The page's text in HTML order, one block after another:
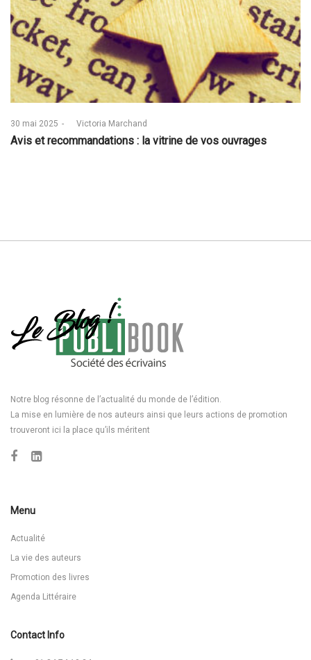
Posted
on
30 mai 2025 byVictoria Marchand
Avis et recommandations : la vitrine de vos ouvrages
Notre blog résonne de l’actualité du monde de l’édition.
La mise en lumière de nos auteurs ainsi que leurs actions de promotion
trouveront ici la place qu’ils méritent
Menu
Actualité
La vie des auteurs
Promotion des livres
Agenda Littéraire
Contact Info